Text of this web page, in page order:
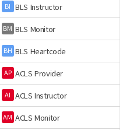
BI BLS Instructor
BM BLS Monitor
BH BLS Heartcode
AP ACLS Provider
AI ACLS Instructor
AM ACLS Monitor